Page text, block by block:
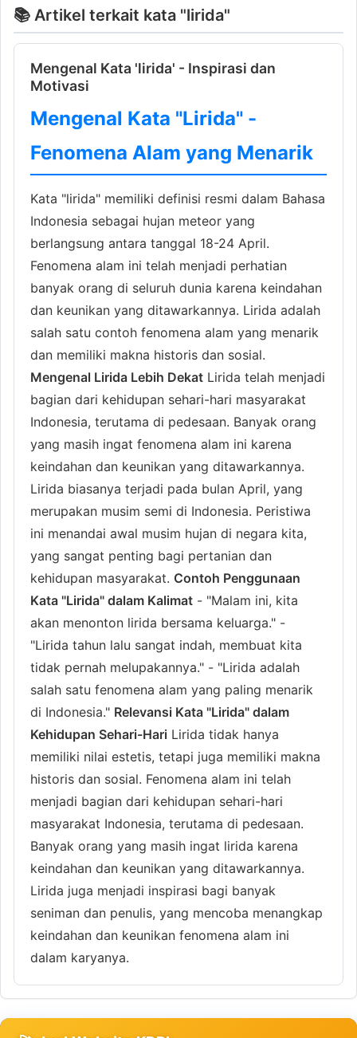
📚 Artikel terkait kata "lirida"
Mengenal Kata 'lirida' - Inspirasi dan
Motivasi
Mengenal Kata "Lirida" -
Fenomena Alam yang Menarik
Kata "lirida" memiliki definisi resmi dalam Bahasa
Indonesia sebagai hujan meteor yang
berlangsung antara tanggal 18-24 April.
Fenomena alam ini telah menjadi perhatian
banyak orang di seluruh dunia karena keindahan
dan keunikan yang ditawarkannya. Lirida adalah
salah satu contoh fenomena alam yang menarik
dan memiliki makna historis dan sosial.
Mengenal Lirida Lebih Dekat Lirida telah menjadi
bagian dari kehidupan sehari-hari masyarakat
Indonesia, terutama di pedesaan. Banyak orang
yang masih ingat fenomena alam ini karena
keindahan dan keunikan yang ditawarkannya.
Lirida biasanya terjadi pada bulan April, yang
merupakan musim semi di Indonesia. Peristiwa
ini menandai awal musim hujan di negara kita,
yang sangat penting bagi pertanian dan
kehidupan masyarakat. Contoh Penggunaan
Kata "Lirida" dalam Kalimat - "Malam ini, kita
akan menonton lirida bersama keluarga." -
"Lirida tahun lalu sangat indah, membuat kita
tidak pernah melupakannya." - "Lirida adalah
salah satu fenomena alam yang paling menarik
di Indonesia." Relevansi Kata "Lirida" dalam
Kehidupan Sehari-Hari Lirida tidak hanya
memiliki nilai estetis, tetapi juga memiliki makna
historis dan sosial. Fenomena alam ini telah
menjadi bagian dari kehidupan sehari-hari
masyarakat Indonesia, terutama di pedesaan.
Banyak orang yang masih ingat lirida karena
keindahan dan keunikan yang ditawarkannya.
Lirida juga menjadi inspirasi bagi banyak
seniman dan penulis, yang mencoba menangkap
keindahan dan keunikan fenomena alam ini
dalam karyanya.